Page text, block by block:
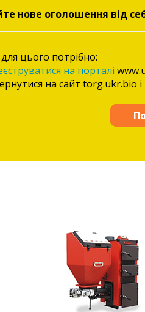
нове оголошення від
цього потрібно:
на порталі
на сайт torg.ukr.bio